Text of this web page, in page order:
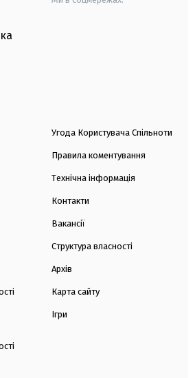
Угода Користувача Спільноти
Правила коментування
Технічна інформація
Контакти
Вакансії
Структура власності
Архів
Карта сайту
Ігри